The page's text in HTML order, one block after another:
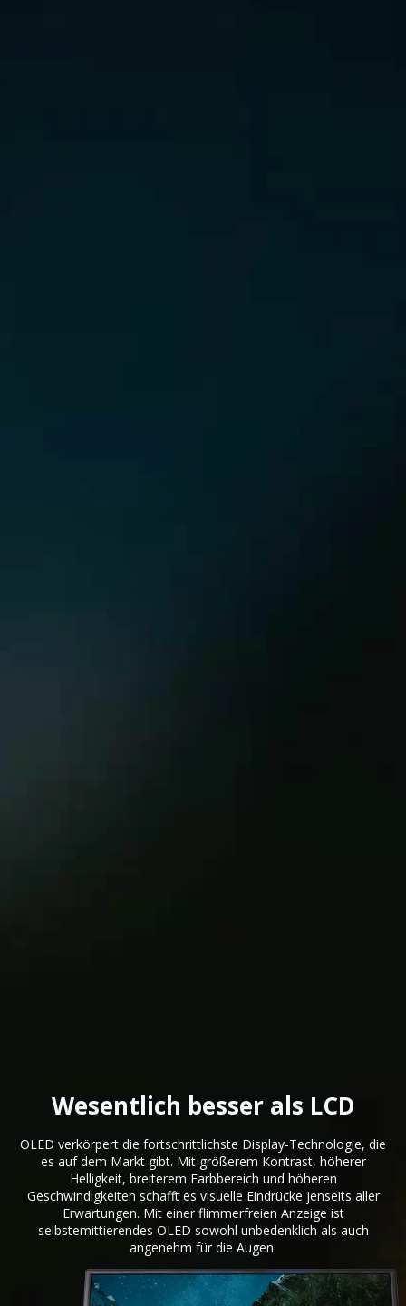
OLED verkörpert die fortschrittlichste Display-Technologie, die
Helligkeit, breiterem Farbbereich und höheren
Geschwindigkeiten schafft es visuelle Eindrücke jenseits aller
Erwartungen. Mit einer flimmerfreien Anzeige ist
selbstemittierendes OLED sowohl unbedenklich als auch
angenehm für die Augen.